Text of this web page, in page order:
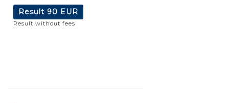
Result 90 EUR
Result without fees